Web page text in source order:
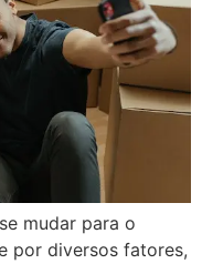
mudar para o
por diversos fatores,